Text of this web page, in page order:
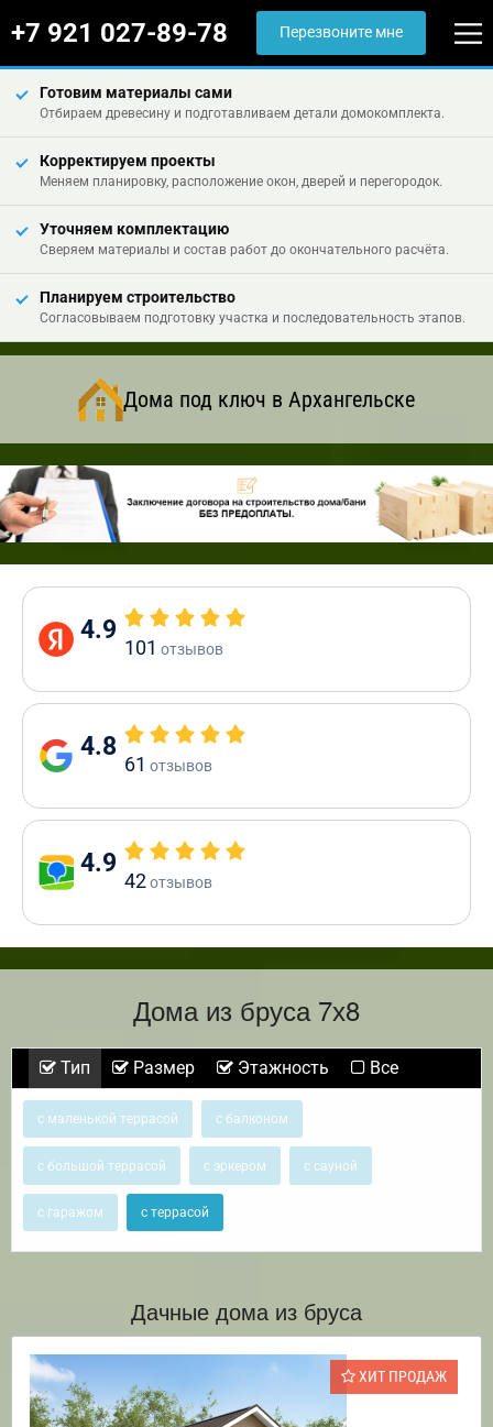
+7 921 027-89-78 Перезвоните мне
Готовим материалы сами
Отбираем древесину и подготавливаем детали домокомплекта.
Корректируем проекты
Меняем планировку, расположение окон, дверей и перегородок.
Уточняем комплектацию
Сверяем материалы и состав работ до окончательного расчёта.
Планируем строительство
Согласовываем подготовку участка и последовательность этапов.
Дома под ключ в Архангельске
4.9
101 отзывов
4.8
61 отзывов
4.9
42отзывов
Дома из бруса 7х8
Тип Размер Этажность Все
с маленькой террасой с балконом
с большой террасой с эркером с сауной
с гаражом с террасой
Дачные дома из бруса
ХИТ ПРОДАЖ